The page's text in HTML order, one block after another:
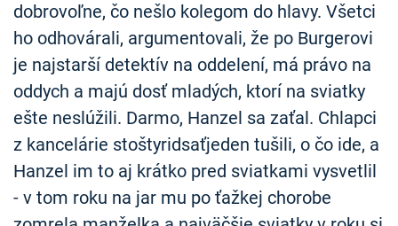
dobrovoľne, čo nešlo kolegom do hlavy. Všetci
ho odhovárali, argumentovali, že po Burgerovi
je najstarší detektív na oddelení, má právo na
oddych a majú dosť mladých, ktorí na sviatky
ešte neslúžili. Darmo, Hanzel sa zaťal. Chlapci
z kancelárie stoštyridsaťjeden tušili, o čo ide, a
Hanzel im to aj krátko pred sviatkami vysvetlil
- v tom roku na jar mu po ťažkej chorobe